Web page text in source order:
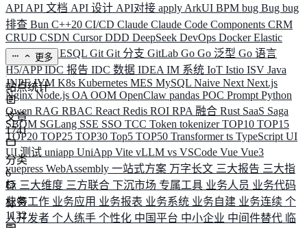
API API 文档 API 设计 API对接 apply ArkUI BPM bug Bug bug
排查 Bun C++20 CI/CD Claude Claude Code Components CRM
CRUD CSDN CursorDDD DeepSeek DevOps DockerElastic
ELK ElysiaESQL Git Git 分支 GitLab Go Go 泛型 Go 语言
H5/APPIDC 报告 IDC 数据 IDEA IM 系统 IoT Istio ISV Java
JNPFJVM K8s Kubernetes MES MySQL Naive Next Next.js
NginxNode.js OA OOM OpenClaw pandas POC Prompt Python
Qwen RAG RBAC React Redis ROI RPA 融合 Rust SaaS Saga
SBOM SGLang SSE SSO TCC Token tokenizerTOP10 TOP15
TOP20 TOP25 TOP30 Top5 TOP50 Transformerts TypeScript UI
UI 测试 uniapp UniApp Vite vLLM vs VSCode Vue Vue3
vuepress WebAssembly 一站式方案 万字长文 三大报告 三大指
标 三大维度 三方联合 下沉市场 专属工具 业务人员 业务代码
业务工作 业务应用 业务报表 业务系统 业务自建 业务连续 个
人开发者 个人练手 个性化 中国平台 中小企业 中间件替代 临
更多
站点统计
文章
1741
分类
6
标签
1132